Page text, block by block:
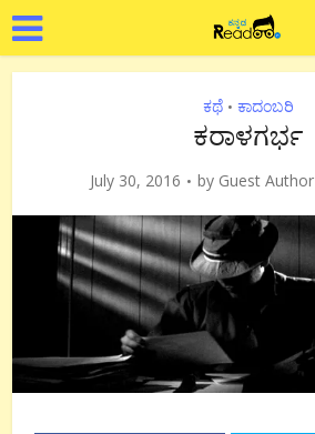
ಕಥೆ • ಕಾದಂಬರಿ
ಕರಾಳಗರ್ಭ
July 30, 2016 by Guest Author